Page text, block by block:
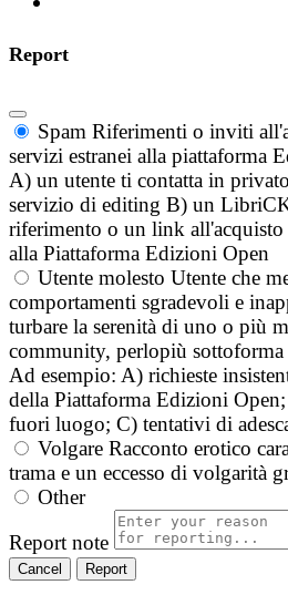
Report
Spam Riferimenti o inviti
servizi estranei alla piattaforma
A) un utente ti contatta in
servizio di editing B) un
riferimento o un link all'acquisto
alla Piattaforma Edizioni Open
Utente molesto Utente che
comportamenti sgradevoli e
turbare la serenità di uno o più
community, perlopiù
Ad esempio: A) richieste
della Piattaforma Edizioni
fuori luogo; C) tentativi di
Volgare Racconto erotico
trama e un eccesso di volgarità
Other
Report note
Report